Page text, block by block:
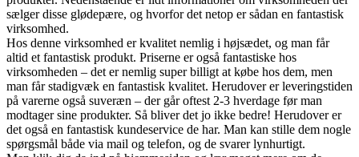
sælger disse glødepære, og hvorfor det netop er sådan en fantastisk
virksomhed.
Hos denne virksomhed er kvalitet nemlig i højsædet, og man får
altid et fantastisk produkt. Priserne er også fantastiske hos
virksomheden – det er nemlig super billigt at købe hos dem, men
man får stadigvæk en fantastisk kvalitet. Herudover er leveringstiden
på varerne også suveræn – der går oftest 2-3 hverdage før man
modtager sine produkter. Så bliver det jo ikke bedre! Herudover er
det også en fantastisk kundeservice de har. Man kan stille dem nogle
spørgsmål både via mail og telefon, og de svarer lynhurtigt.